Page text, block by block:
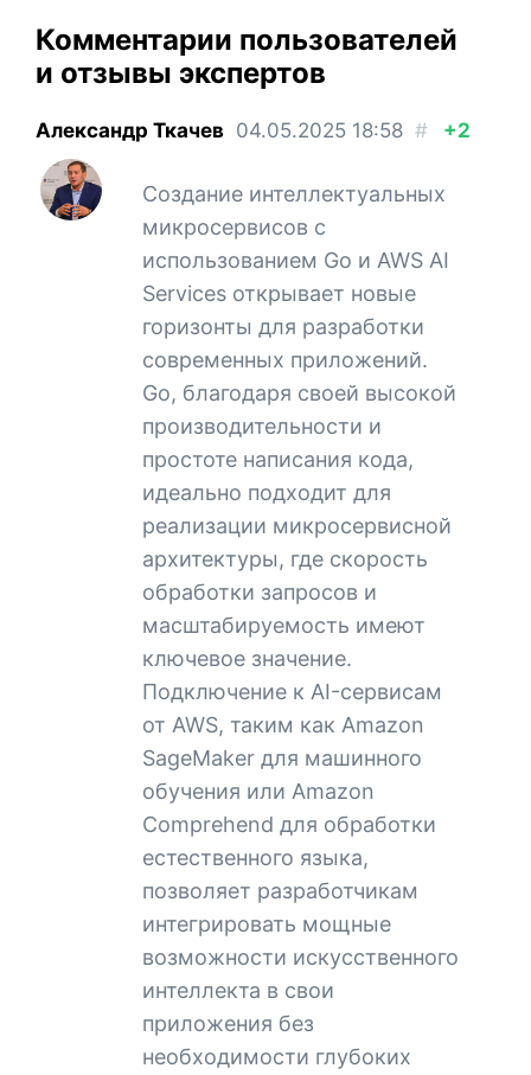
Комментарии пользователей
и отзывы экспертов
Александр Ткачев 04.05.2025 18:58 # +2
Создание интеллектуальных
микросервисов с
использованием Go и AWS AI
Services открывает новые
горизонты для разработки
современных приложений.
Go, благодаря своей высокой
производительности и
простоте написания кода,
идеально подходит для
реализации микросервисной
архитектуры, где скорость
обработки запросов и
масштабируемость имеют
ключевое значение.
Подключение к AI-сервисам
от AWS, таким как Amazon
SageMaker для машинного
обучения или Amazon
Comprehend для обработки
естественного языка,
позволяет разработчикам
интегрировать мощные
возможности искусственного
интеллекта в свои
приложения без
необходимости глубоких